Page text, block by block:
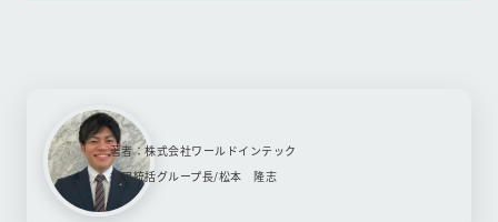
著者：株式会社ワールドインテック
採用統括グループ長/松本 隆志